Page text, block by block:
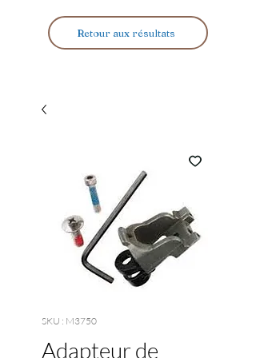
Retour aux résultats
SKU : M3750
Adapteur de